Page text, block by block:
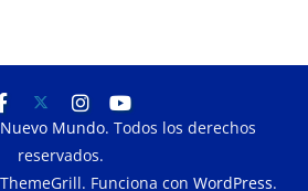
Nuevo Mundo. Todos los derechos
reservados.
Funciona con WordPress.